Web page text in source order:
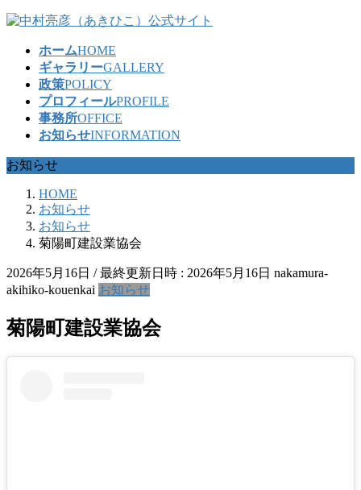
コ
ッ
プ
ナ
移
動
ホームHOME
ギャラリーGALLERY
政策POLICY
プロフィールPROFILE
事務所OFFICE
お知らせINFORMATION
お知らせ
HOME
お知らせ
お知らせ
菊陽町建設業協会
2026年5月16日 / 最終更新日時 : 2026年5月16日 nakamura-
akihiko-kouenkai お知らせ
菊陽町建設業協会